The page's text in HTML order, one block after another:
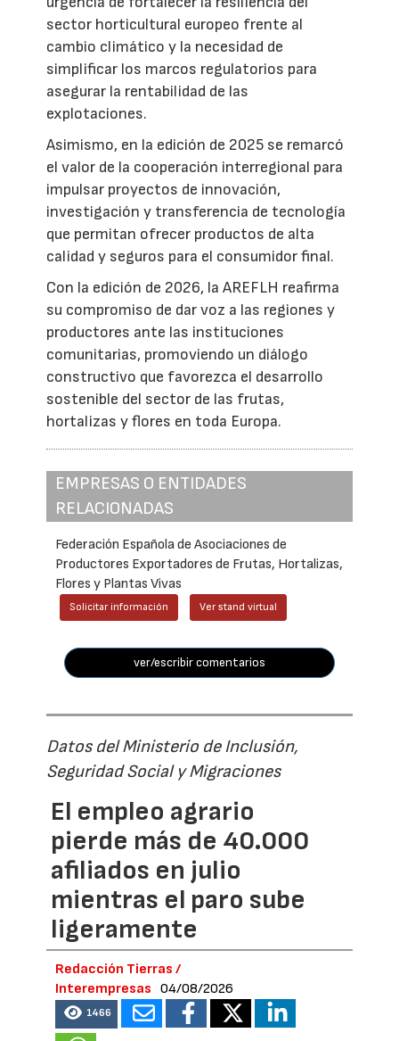
sector horticultural europeo frente al
cambio climático y la necesidad de
simplificar los marcos regulatorios para
asegurar la rentabilidad de las
explotaciones.
Asimismo, en la edición de 2025 se remarcó
el valor de la cooperación interregional para
impulsar proyectos de innovación,
investigación y transferencia de tecnología
que permitan ofrecer productos de alta
calidad y seguros para el consumidor final.
Con la edición de 2026, la AREFLH reafirma
su compromiso de dar voz a las regiones y
productores ante las instituciones
comunitarias, promoviendo un diálogo
constructivo que favorezca el desarrollo
sostenible del sector de las frutas,
hortalizas y flores en toda Europa.
EMPRESAS O ENTIDADES
RELACIONADAS
Federación Española de Asociaciones de
Productores Exportadores de Frutas, Hortalizas,
Flores y Plantas Vivas
Solicitar información Ver stand virtual
ver/escribir comentarios
Datos del Ministerio de Inclusión,
Seguridad Social y Migraciones
El empleo agrario
pierde más de 40.000
afiliados en julio
mientras el paro sube
ligeramente
Redacción Tierras /
Interempresas
04/08/2026
1466